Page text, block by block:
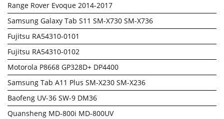
Range Rover Evoque 2014-2017
Samsung Galaxy Tab S11 SM-X730 SM-X736
Fujitsu RA54310-0101
Fujitsu RA54310-0102
Motorola P8668 GP328D+ DP4400
Samsung Tab A11 Plus SM-X230 SM-X236
Baofeng UV-36 SW-9 DM36
Quansheng MD-800i MD-800UV